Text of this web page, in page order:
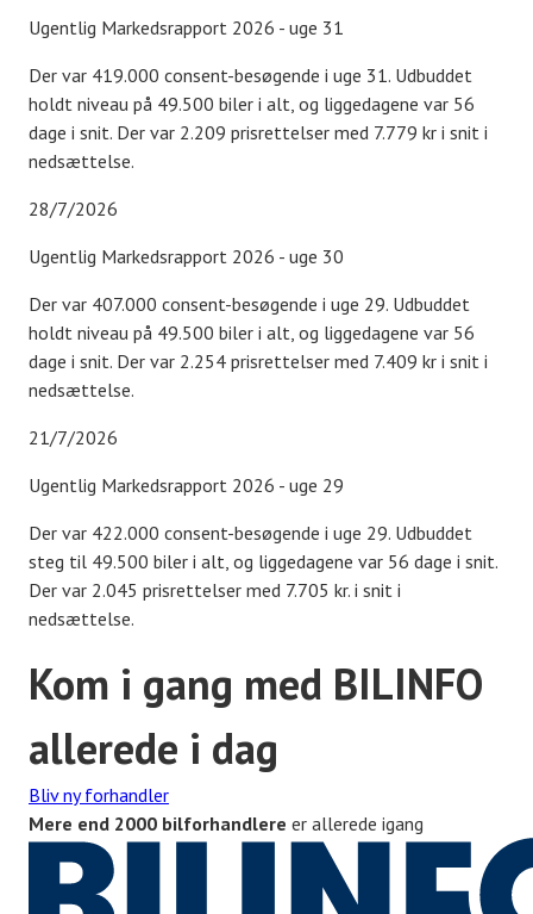
Ugentlig Markedsrapport 2026 - uge 31
Der var 419.000 consent-besøgende i uge 31. Udbuddet
holdt niveau på 49.500 biler i alt, og liggedagene var 56
dage i snit. Der var 2.209 prisrettelser med 7.779 kr i snit i
nedsættelse.
28/7/2026
Ugentlig Markedsrapport 2026 - uge 30
Der var 407.000 consent-besøgende i uge 29. Udbuddet
holdt niveau på 49.500 biler i alt, og liggedagene var 56
dage i snit. Der var 2.254 prisrettelser med 7.409 kr i snit i
nedsættelse.
21/7/2026
Ugentlig Markedsrapport 2026 - uge 29
Der var 422.000 consent-besøgende i uge 29. Udbuddet
steg til 49.500 biler i alt, og liggedagene var 56 dage i snit.
Der var 2.045 prisrettelser med 7.705 kr. i snit i
nedsættelse.
Kom i gang med BILINFO
allerede i dag
Bliv ny forhandler
Mere end 2000 bilforhandlere er allerede igang